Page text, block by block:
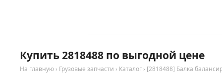
Купить 2818488 по выгодной цене
На главную › Грузовые запчасти › Каталог › [2818488] Балка